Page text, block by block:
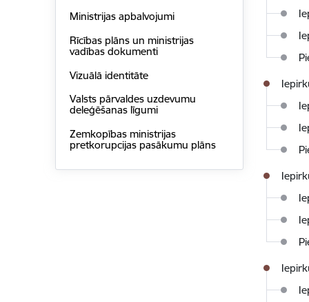
Ministrijas apbalvojumi
Rīcības plāns un ministrijas
vadības dokumenti
Vizuālā identitāte
Valsts pārvaldes uzdevumu
deleģēšanas līgumi
Zemkopības ministrijas
pretkorupcijas pasākumu plāns